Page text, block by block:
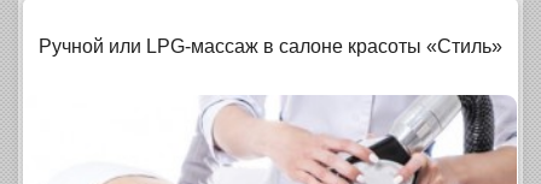
Ручной или LPG-массаж в салоне красоты «Стиль»